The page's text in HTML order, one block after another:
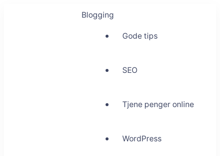
Blogging
Gode tips
SEO
Tjene penger online
WordPress